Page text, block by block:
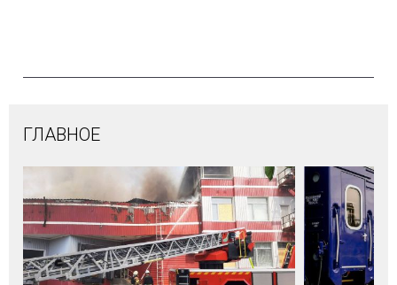
ГЛАВНОЕ